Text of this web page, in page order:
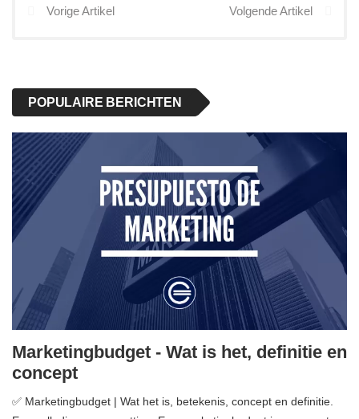
Vorige Artikel Volgende Artikel
POPULAIRE BERICHTEN
Marketingbudget - Wat is het, definitie en
concept
✅ Marketingbudget | Wat het is, betekenis, concept en definitie.